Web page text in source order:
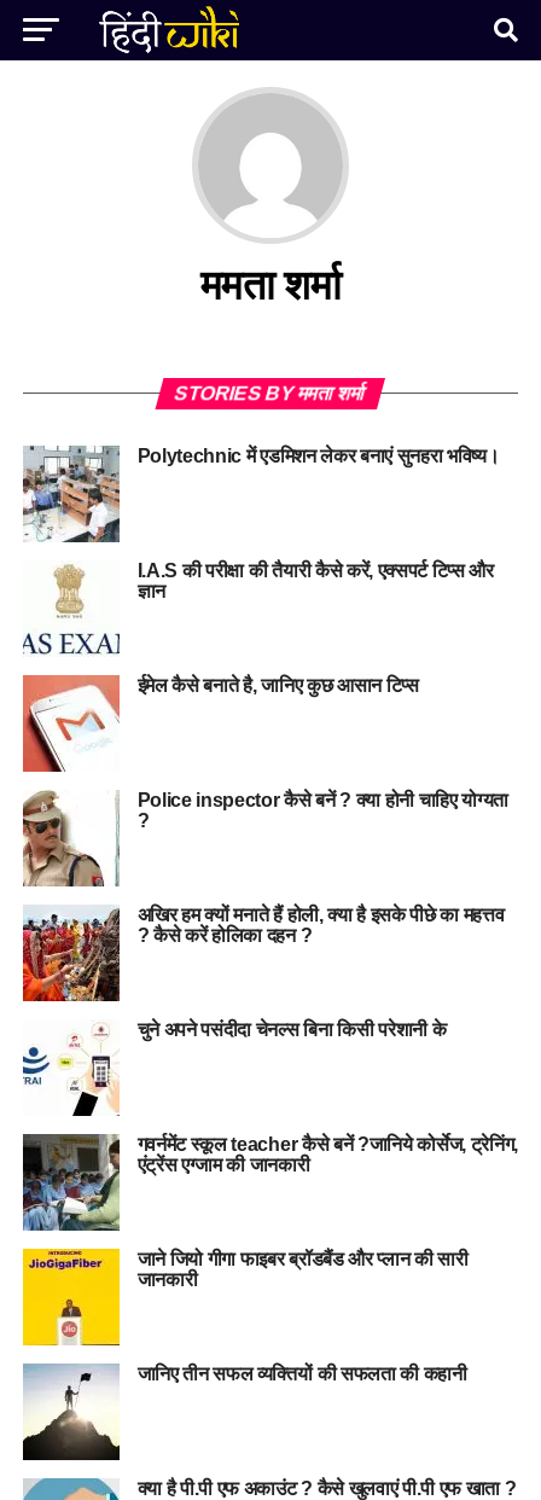
ममता शर्मा
STORIES BY ममता शर्मा
Polytechnic में एडमिशन लेकर बनाएं सुनहरा भविष्य।
I.A.S की परीक्षा की तैयारी कैसे करें, एक्सपर्ट टिप्स और
ज्ञान
ईमेल कैसे बनाते है, जानिए कुछ आसान टिप्स
Police inspector कैसे बनें ? क्या होनी चाहिए योग्यता
?
अखिर हम क्यों मनाते हैं होली, क्या है इसके पीछे का महत्तव
? कैसे करें होलिका दहन ?
चुने अपने पसंदीदा चेनल्स बिना किसी परेशानी के
गवर्नमेंट स्कूल teacher कैसे बनें ?जानिये कोर्सेज, ट्रेनिंग,
एंट्रेंस एग्जाम की जानकारी
जाने जियो गीगा फाइबर ब्रॉडबैंड और प्लान की सारी
जानकारी
जानिए तीन सफल व्यक्तियों की सफलता की कहानी
क्या है पी.पी एफ अकाउंट ? कैसे खुलवाएं पी.पी एफ खाता ?